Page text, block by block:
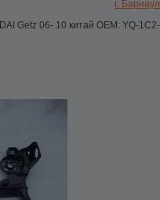
г. Барнаул
Getz 06- 10 китай OEM: YQ-